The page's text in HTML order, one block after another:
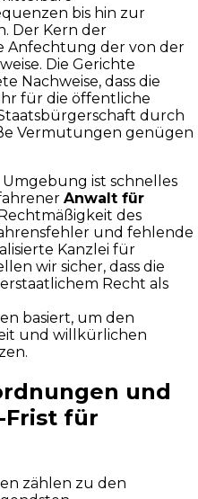
bis hin zur
Der Kern der
Anfechtung der von der
Die Gerichte
Nachweise, dass die
für die öffentliche
durch
Vermutungen genügen
ist schnelles
Anwalt für
des
und fehlende
Kanzlei für
wir sicher, dass die
Recht als
basiert, um den
und willkürlichen
und
Frist für
zählen zu den